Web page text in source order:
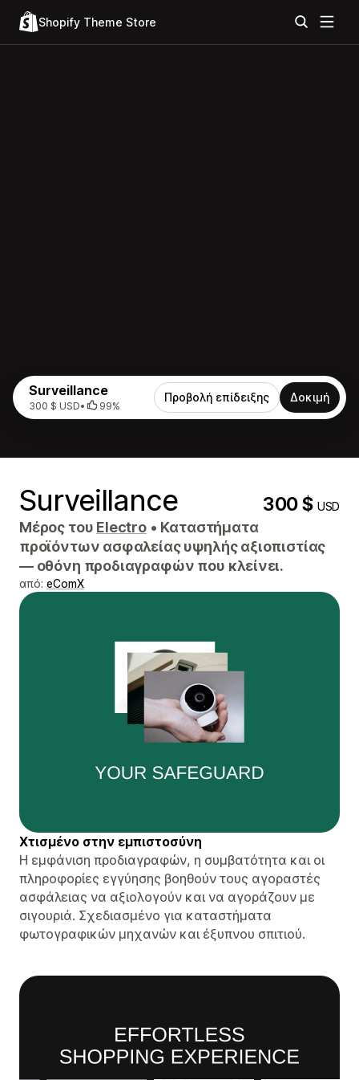
Shopify Theme Store
Surveillance
300 $ USD• 99%
Προβολή επίδειξης Δοκιμή
Surveillance 300 $USD
Μέρος του Electro • Καταστήματα
προϊόντων ασφαλείας υψηλής αξιοπιστίας
— οθόνη προδιαγραφών που κλείνει.
από: eComX
Χτισμένο στην εμπιστοσύνη
Η εμφάνιση προδιαγραφών, η συμβατότητα και οι
πληροφορίες εγγύησης βοηθούν τους αγοραστές
ασφάλειας να αξιολογούν και να αγοράζουν με
σιγουριά. Σχεδιασμένο για καταστήματα
φωτογραφικών μηχανών και έξυπνου σπιτιού.